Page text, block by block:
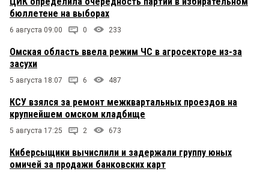
бюллетене на выборах
6 августа 09:00 0 233
Омская область ввела режим ЧС в агросекторе из-за
засухи
5 августа 18:07 6 487
КСУ взялся за ремонт межквартальных проездов на
крупнейшем омском кладбище
5 августа 17:25 2 673
Киберсыщики вычислили и задержали группу юных
омичей за продажи банковских карт